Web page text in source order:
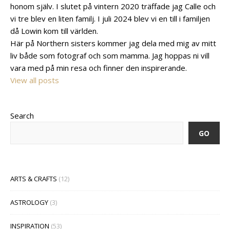
honom själv. I slutet på vintern 2020 träffade jag Calle och
vi tre blev en liten familj. I juli 2024 blev vi en till i familjen
då Lowin kom till världen.
Här på Northern sisters kommer jag dela med mig av mitt
liv både som fotograf och som mamma. Jag hoppas ni vill
vara med på min resa och finner den inspirerande.
View all posts
Search
GO
ARTS & CRAFTS (12)
ASTROLOGY (3)
INSPIRATION (53)